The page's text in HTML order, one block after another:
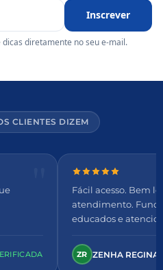
Inscrever
diretamente no seu e-mail.
CLIENTES DIZEM
Nota 5 de 5
Fácil acesso. Bem
atendimento.
educados e
ZR ZENHA REGINA